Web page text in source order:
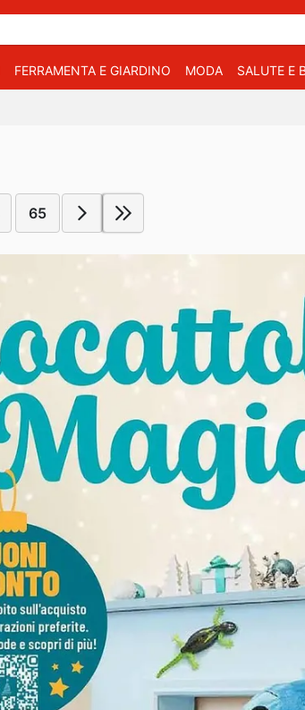
FERRAMENTA E GIARDINO MODA SALUTE E
65